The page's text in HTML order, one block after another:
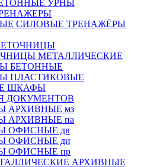
УРНЫ
СИЛОВЫЕ ТРЕНАЖЁРЫ
МЕТАЛЛИЧЕСКИЕ
БЕТОННЫЕ
ПЛАСТИКОВЫЕ
ШКАФЫ
ДОКУМЕНТОВ
АРХИВНЫЕ мз
АРХИВНЫЕ па
ОФИСНЫЕ дв
ОФИСНЫЕ ди
ОФИСНЫЕ пр
АРХИВНЫЕ